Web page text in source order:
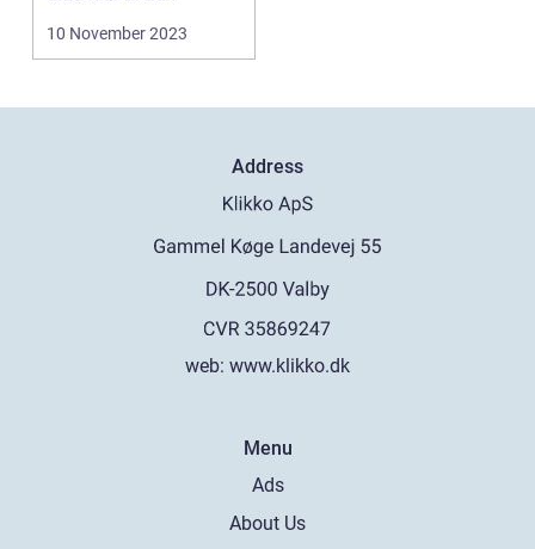
10 November 2023
Address
web: www.klikko.dk
Menu
Ads
About Us